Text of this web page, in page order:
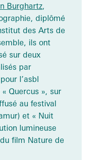
Burghartz,
diplômé
des Arts de
ils ont
sur deux
par
l’asbl
Quercus », sur
au festival
et « Nuit
lumineuse
film Nature de